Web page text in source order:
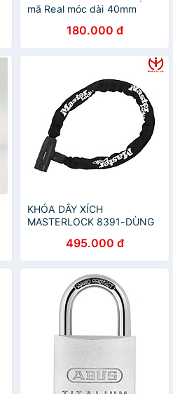
mã Real móc dài 40mm
180.000 đ
KHÓA DÂY XÍCH
MASTERLOCK 8391-DÙNG
495.000 đ